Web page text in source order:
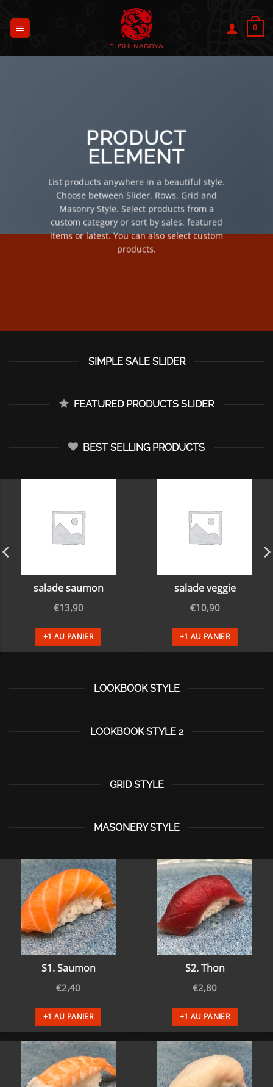
au
contenu
0
PRODUCT
ELEMENT
List products anywhere in a beautiful style.
Choose between Slider, Rows, Grid and
Masonry Style. Select products from a
custom category or sort by sales, featured
items or latest. You can also select custom
products.
SIMPLE SALE SLIDER
FEATURED PRODUCTS SLIDER
BEST SELLING PRODUCTS
salade saumon
€13,90
+1 AU PANIER
salade veggie
€10,90
+1 AU PANIER
LOOKBOOK STYLE
LOOKBOOK STYLE 2
GRID STYLE
MASONERY STYLE
S1. Saumon
€2,40
+1 AU PANIER
S2. Thon
€2,80
+1 AU PANIER